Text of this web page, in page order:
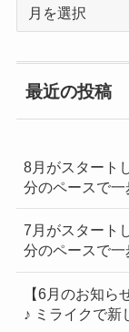
一
覧
最近の投稿
8月がスタート
分のペースで一
7月がスタート
分のペースで一
【6月のお知
♪ ミライクで新